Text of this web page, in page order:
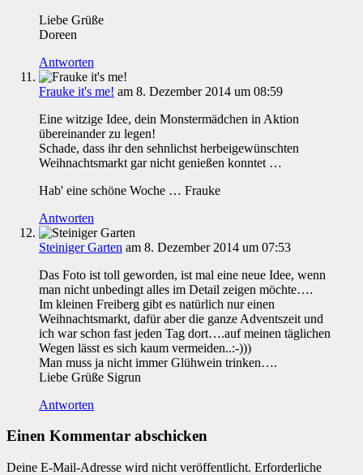
Liebe Grüße
Doreen
Antworten
Frauke it's me! am 8. Dezember 2014 um 08:59
Eine witzige Idee, dein Monstermädchen in Aktion
übereinander zu legen!
Schade, dass ihr den sehnlichst herbeigewünschten
Weihnachtsmarkt gar nicht genießen konntet …
Hab' eine schöne Woche … Frauke
Antworten
Steiniger Garten am 8. Dezember 2014 um 07:53
Das Foto ist toll geworden, ist mal eine neue Idee, wenn
man nicht unbedingt alles im Detail zeigen möchte….
Im kleinen Freiberg gibt es natürlich nur einen
Weihnachtsmarkt, dafür aber die ganze Adventszeit und
ich war schon fast jeden Tag dort….auf meinen täglichen
Wegen lässt es sich kaum vermeiden..:-)))
Man muss ja nicht immer Glühwein trinken….
Liebe Grüße Sigrun
Antworten
Einen Kommentar abschicken
Deine E-Mail-Adresse wird nicht veröffentlicht. Erforderliche